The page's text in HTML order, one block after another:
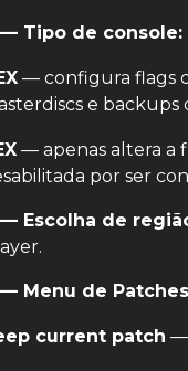
Tipo de console:
— configura flags
e backups
— apenas altera a
por ser
Escolha de
Menu de
current patch —